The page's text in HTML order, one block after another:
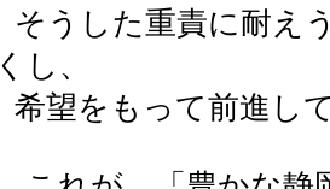
そうした重責に耐え
くし、
希望をもって前進